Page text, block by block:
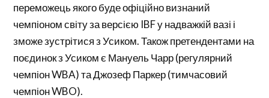
переможець якого буде офіційно визнаний
чемпіоном світу за версією IBF у надважкій вазі і
зможе зустрітися з Усиком. Також претендентами на
поєдинок з Усиком є Мануель Чарр (регулярний
чемпіон WBA) та Джозеф Паркер (тимчасовий
чемпіон WBO).